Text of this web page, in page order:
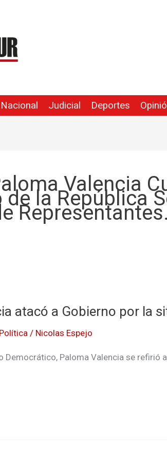
Nacional Judicial Deportes
Valencia
de la República
atacó a Gobierno por la
Política / Nicolas Espejo
Democrático, Paloma Valencia se refirió